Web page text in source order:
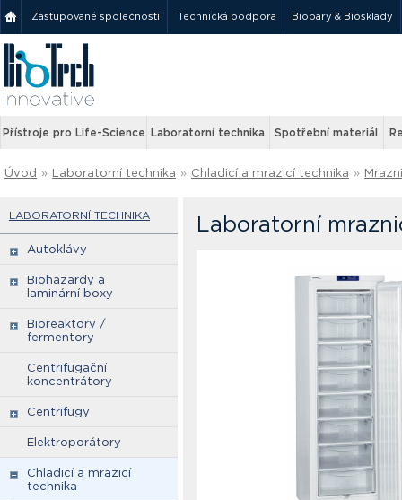
Zastupované společnosti Technická podpora Biobary & Biosklady
Přístroje pro Life-Science Laboratorní technika Spotřební materiál
Úvod » Laboratorní technika » Chladicí a mrazicí technika »
LABORATORNÍ TECHNIKA
Autoklávy
Biohazardy a
laminární boxy
Bioreaktory /
fermentory
Centrifugační
koncentrátory
Centrifugy
Elektroporátory
Chladicí a mrazicí
technika
Laboratorní